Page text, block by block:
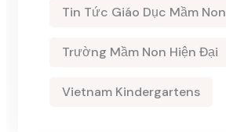
Tin Tức Giáo Dục Mầm Non
Trường Mầm Non Hiện Đại
Vietnam Kindergartens